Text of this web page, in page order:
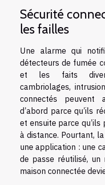
Sécurité
les failles
Une alarme qui
détecteurs de fumée
et les faits divers
cambriolages,
connectés peuvent
d’abord parce qu’ils
et ensuite parce
à distance. Pourtant,
une application : une
de passe réutilisé,
maison connectée